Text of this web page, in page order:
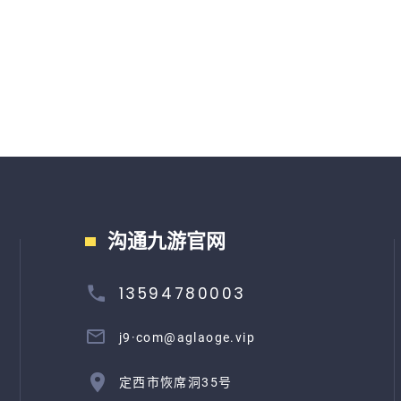
沟通九游官网
13594780003
j9·com@aglaoge.vip
定西市恢席洞35号